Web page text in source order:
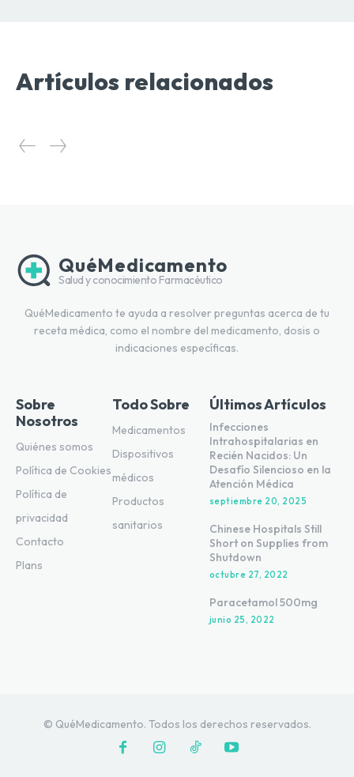
Artículos relacionados
QuéMedicamento
Salud y conocimiento Farmacéutico
QuéMedicamento te ayuda a resolver preguntas acerca de tu
receta médica, como el nombre del medicamento, dosis o
indicaciones específicas.
Sobre
Nosotros
Quiénes somos
Política de Cookies
Política de
privacidad
Contacto
Plans
Todo Sobre
Medicamentos
Dispositivos
médicos
Productos
sanitarios
Últimos Artículos
Infecciones
Intrahospitalarias en
Recién Nacidos: Un
Desafío Silencioso en la
Atención Médica
septiembre 20, 2025
Chinese Hospitals Still
Short on Supplies from
Shutdown
octubre 27, 2022
Paracetamol 500mg
junio 25, 2022
© QuéMedicamento. Todos los derechos reservados.